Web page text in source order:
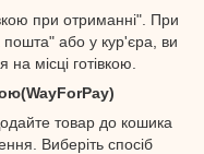
при отриманні". При
пошта" або у кур'єра, ви
місці готівкою.
товар до кошика
Виберіть спосіб